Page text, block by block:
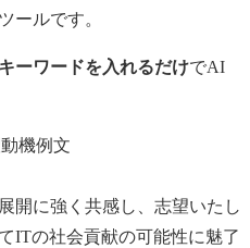
ールです。
キーワードを入れるだけでAI
機例文
開に強く共感し、志望いたし
ITの社会貢献の可能性に魅了